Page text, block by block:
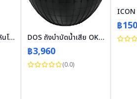
หินทราย 10x30 ซม. หินโคราช จิ๊กซอว์สีเหลืองลายเซาะร่อง DOS ถังบำบัดน้ำเสีย OK 600 ลิตร
฿3,960
(0.0)
฿150